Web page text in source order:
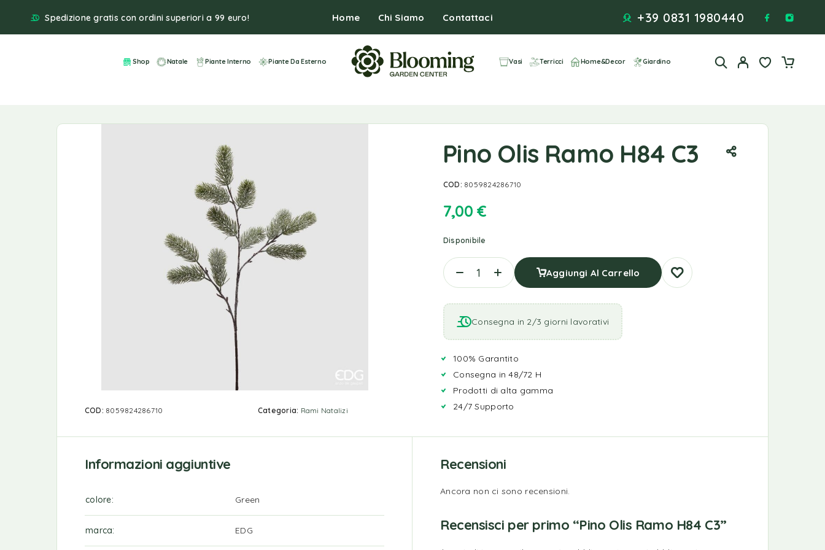
Spedizione gratis con ordini superiori a 99 euro! Home Chi Siamo Contattaci +39 0831 1980440
Shop Natale Piante Interno Piante Da Esterno Vasi Terricci Home&Decor Giardino
COD: 8059824286710 Categoria: Rami Natalizi
Pino Olis Ramo H84 C3
COD: 8059824286710
7,00 €
Disponibile
Aggiungi Al Carrello
Consegna in 2/3 giorni lavorativi
100% Garantito
Consegna in 48/72 H
Prodotti di alta gamma
24/7 Supporto
Informazioni aggiuntive
colore Green
marca EDG
Recensioni
Ancora non ci sono recensioni.
Recensisci per primo “Pino Olis Ramo H84 C3”